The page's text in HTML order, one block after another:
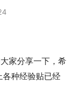
家分享一下，希
种经验贴已经